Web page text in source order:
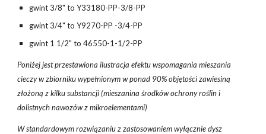
gwint 3/8" to Y33180-PP-3/8-PP
gwint 3/4" to Y9270-PP -3/4-PP
gwint 1 1/2" to 46550-1-1/2-PP
Poniżej jest przestawiona ilustracja efektu wspomagania mieszania
cieczy w zbiorniku wypełnionym w ponad 90% objętości zawiesiną
złożoną z kilku substancji (mieszanina środków ochrony roślin i
dolistnych nawozów z mikroelementami)
W standardowym rozwiązaniu z zastosowaniem wyłącznie dysz